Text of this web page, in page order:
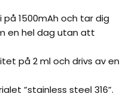
1500mAh och tar dig
en hel dag utan att
på 2 ml och drivs av en
”stainless steel 316”.